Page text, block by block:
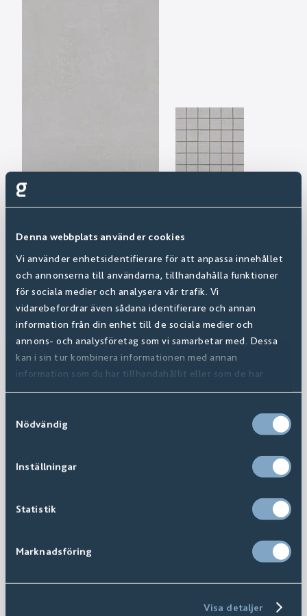
Denna webbplats använder cookies
Vi använder enhetsidentifierare för att anpassa innehållet
och annonserna till användarna, tillhandahålla funktioner
för sociala medier och analysera vår trafik. Vi
vidarebefordrar även sådana identifierare och annan
information från din enhet till de sociala medier och
annons- och analysföretag som vi samarbetar med. Dessa
kan i sin tur kombinera informationen med annan
information som du har tillhandahållit eller som de har
samlat in när du har använt deras tjänster.
Nödvändig
Inställningar
Statistik
Marknadsföring
Visa detaljer